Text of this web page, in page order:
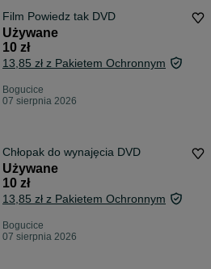
Film Powiedz tak DVD
Używane
10 zł
13,85 zł z Pakietem Ochronnym
Bogucice
07 sierpnia 2026
Chłopak do wynajęcia DVD
Używane
10 zł
13,85 zł z Pakietem Ochronnym
Bogucice
07 sierpnia 2026